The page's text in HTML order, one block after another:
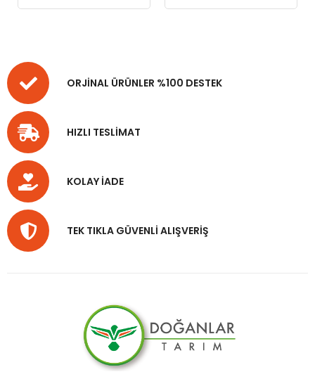
ORJİNAL ÜRÜNLER %100 DESTEK
HIZLI TESLİMAT
KOLAY İADE
TEK TIKLA GÜVENLİ ALIŞVERİŞ